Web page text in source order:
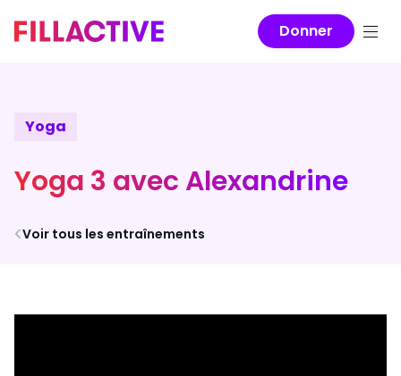
Donner
Yoga
Yoga 3 avec Alexandrine
Voir tous les entraînements